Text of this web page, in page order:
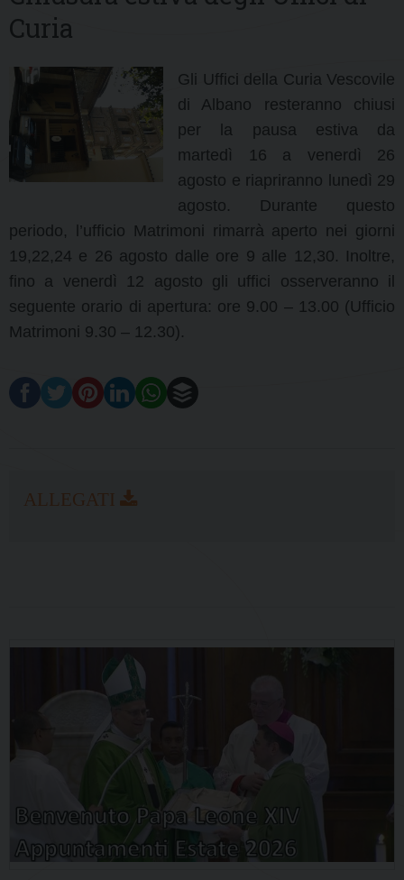
Curia
Gli Uffici della Curia Vescovile
di Albano resteranno chiusi
per la pausa estiva da
martedì 16 a venerdì 26
agosto e riapriranno lunedì 29
agosto. Durante questo
periodo, l’ufficio Matrimoni rimarrà aperto nei giorni
19,22,24 e 26 agosto dalle ore 9 alle 12,30. Inoltre,
fino a venerdì 12 agosto gli uffici osserveranno il
seguente orario di apertura: ore 9.00 – 13.00 (Ufficio
Matrimoni 9.30 – 12.30).